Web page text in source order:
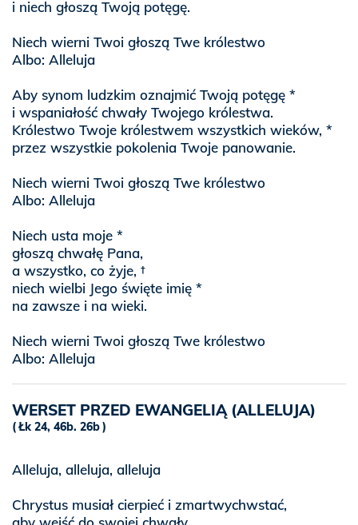
i niech głoszą Twoją potęgę.
Niech wierni Twoi głoszą Twe królestwo
Albo: Alleluja
Aby synom ludzkim oznajmić Twoją potęgę *
i wspaniałość chwały Twojego królestwa.
Królestwo Twoje królestwem wszystkich wieków, *
przez wszystkie pokolenia Twoje panowanie.
Niech wierni Twoi głoszą Twe królestwo
Albo: Alleluja
Niech usta moje *
głoszą chwałę Pana,
a wszystko, co żyje, †
niech wielbi Jego święte imię *
na zawsze i na wieki.
Niech wierni Twoi głoszą Twe królestwo
Albo: Alleluja
WERSET PRZED EWANGELIĄ (ALLELUJA)
Łk 24, 46b. 26b
Alleluja, alleluja, alleluja
Chrystus musiał cierpieć i zmartwychwstać,